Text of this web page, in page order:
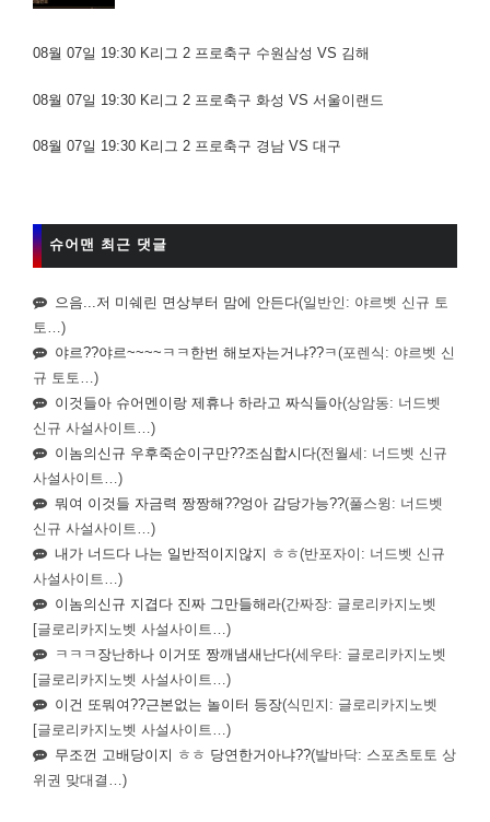
08월 07일 19:30 K리그 2 프로축구 수원삼성 VS 김해
08월 07일 19:30 K리그 2 프로축구 화성 VS 서울이랜드
08월 07일 19:30 K리그 2 프로축구 경남 VS 대구
슈어맨 최근 댓글
으음...저 미쉐린 면상부터 맘에 안든다(일반인: 야르벳 신규 토
토…)
야르??야르~~~~ㅋㅋ한번 해보자는거냐??ㅋ(포렌식: 야르벳 신
규 토토…)
이것들아 슈어멘이랑 제휴나 하라고 짜식들아(상암동: 너드벳
신규 사설사이트…)
이놈의신규 우후죽순이구만??조심합시다(전월세: 너드벳 신규
사설사이트…)
뭐여 이것들 자금력 짱짱해??엉아 감당가능??(풀스윙: 너드벳
신규 사설사이트…)
내가 너드다 나는 일반적이지않지 ㅎㅎ(반포자이: 너드벳 신규
사설사이트…)
이놈의신규 지겹다 진짜 그만들해라(간짜장: 글로리카지노벳
[글로리카지노벳 사설사이트…)
ㅋㅋㅋ장난하나 이거또 짱깨냄새난다(세우타: 글로리카지노벳
[글로리카지노벳 사설사이트…)
이건 또뭐여??근본없는 놀이터 등장(식민지: 글로리카지노벳
[글로리카지노벳 사설사이트…)
무조껀 고배당이지 ㅎㅎ 당연한거아냐??(발바닥: 스포츠토토 상
위권 맞대결…)